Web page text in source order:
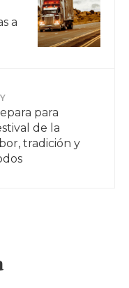
a
para
de la
tradición y